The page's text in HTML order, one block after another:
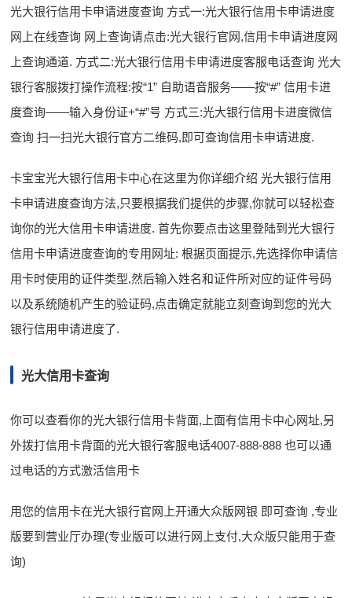
光大银行信用卡申请进度查询 方式一:光大银行信用卡申请进度
网上在线查询 网上查询请点击:光大银行官网,信用卡申请进度网
上查询通道. 方式二:光大银行信用卡申请进度客服电话查询 光大
银行客服拨打操作流程:按“1” 自助语音服务——按“#” 信用卡进
度查询——输入身份证+“#”号 方式三:光大银行信用卡进度微信
查询 扫一扫光大银行官方二维码,即可查询信用卡申请进度.
卡宝宝光大银行信用卡中心在这里为你详细介绍 光大银行信用
卡申请进度查询方法,只要根据我们提供的步骤,你就可以轻松查
询你的光大信用卡申请进度. 首先你要点击这里登陆到光大银行
信用卡申请进度查询的专用网址: 根据页面提示,先选择你申请信
用卡时使用的证件类型,然后输入姓名和证件所对应的证件号码
以及系统随机产生的验证码,点击确定就能立刻查询到您的光大
银行信用申请进度了.
光大信用卡查询
你可以查看你的光大银行信用卡背面,上面有信用卡中心网址,另
外拨打信用卡背面的光大银行客服电话4007-888-888 也可以通
过电话的方式激活信用卡
用您的信用卡在光大银行官网上开通大众版网银 即可查询 ,专业
版要到营业厅办理(专业版可以进行网上支付,大众版只能用于查
询)